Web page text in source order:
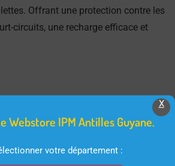
Offrant une protection contre les
circuits, une recharge efficace et
X
Webstore IPM Antilles Guyane.
votre département :